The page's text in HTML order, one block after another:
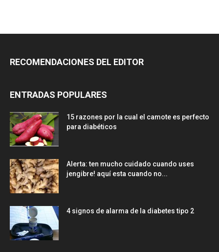
RECOMENDACIONES DEL EDITOR
ENTRADAS POPULARES
15 razones por la cual el camote es perfecto
para diabéticos
Alerta: ten mucho cuidado cuando uses
jengibre! aquí esta cuando no...
4 signos de alarma de la diabetes tipo 2